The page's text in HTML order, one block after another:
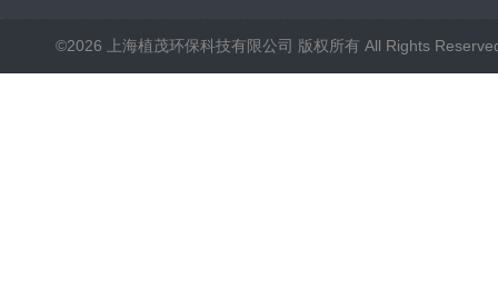
©2026 上海植茂环保科技有限公司 版权所有 All Rights